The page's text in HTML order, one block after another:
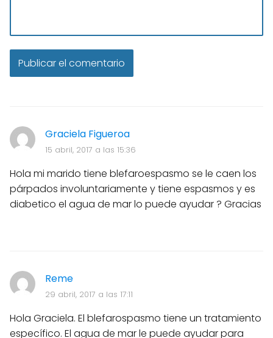
Graciela Figueroa
15 abril, 2017 a las 15:36
Hola mi marido tiene blefaroespasmo se le caen los
párpados involuntariamente y tiene espasmos y es
diabetico el agua de mar lo puede ayudar ? Gracias
Reme
29 abril, 2017 a las 17:11
Hola Graciela. El blefarospasmo tiene un tratamiento
específico. El agua de mar le puede ayudar para